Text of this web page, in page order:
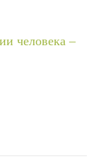
человека –